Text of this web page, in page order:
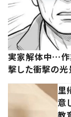
実家解体中…作
撃した衝撃の光
里
意